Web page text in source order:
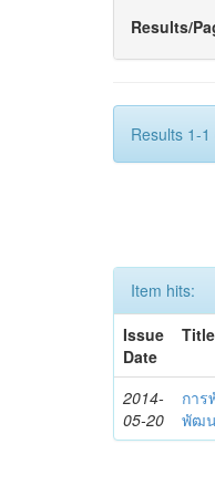
Results/
Results 1-
Item hits:
Issue
Date
Title
2014-
05-20
กา
พัฒน